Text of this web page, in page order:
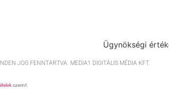
Ügynökségi
JOG FENNTARTVA. MEDIA1 DIGITÁLIS MÉDIA KFT.
szerint.